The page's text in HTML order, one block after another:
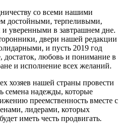
со всеми нашими
достойными, терпе­ливыми,
уверенными в завтрашнем дне.
двери нашей редакции
и пусть 2019 год
достаток, любовь и понимание в
и исполнение всех желаний.
хо­зяев нашей страны провести
семена надеж­ды, которые
преемственность вместе с
лидерами, которых
иметь честь продви­гать.